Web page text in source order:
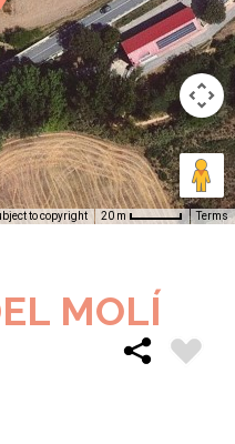
to copyright 20 m Terms
MOLÍ